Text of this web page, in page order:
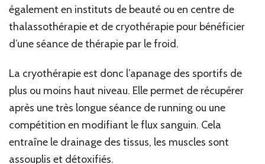
également en instituts de beauté ou en centre de
thalassothérapie et de cryothérapie pour bénéficier
d’une séance de thérapie par le froid.
La cryothérapie est donc l’apanage des sportifs de
plus ou moins haut niveau. Elle permet de récupérer
après une très longue séance de running ou une
compétition en modifiant le flux sanguin. Cela
entraîne le drainage des tissus, les muscles sont
assouplis et détoxifiés.